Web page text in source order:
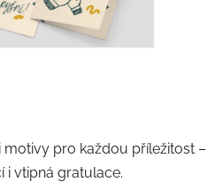
motivy pro každou příležitost –
i vtipná gratulace.